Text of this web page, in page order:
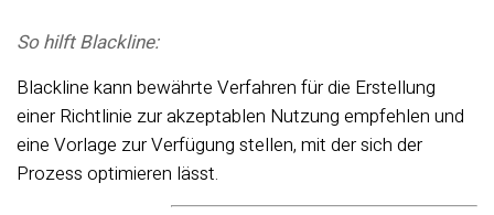
So hilft Blackline:
Blackline kann bewährte Verfahren für die Erstellung
einer Richtlinie zur akzeptablen Nutzung empfehlen und
eine Vorlage zur Verfügung stellen, mit der sich der
Prozess optimieren lässt.